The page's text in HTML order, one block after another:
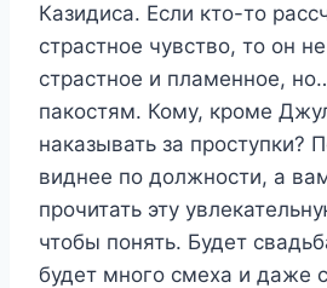
Казидиса. Если кто-то
страстное чувство, то он
страстное и пламенное,
пакостям. Кому, кроме
наказывать за проступки?
виднее по должности, а
прочитать эту
чтобы понять. Будет
будет много смеха и даже